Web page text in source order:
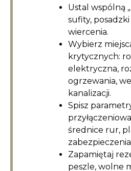
Ustal wspólną
sufity,
wiercenia.
Wybierz
krytycznych:
elektryczna,
ogrzewania,
kanalizacji.
Spisz
średnice rur,
Zapamiętaj
peszle, wolne